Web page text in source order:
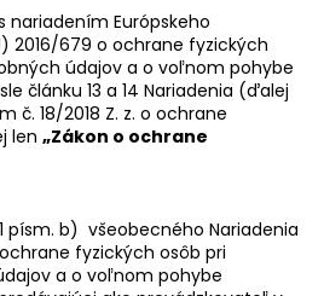
nariadením Európskeho
2016/679 o ochrane fyzických
údajov a o voľnom pohybe
článku 13 a 14 Nariadenia (ďalej
č. 18/2018 Z. z. o ochrane
len „Zákon o ochrane
písm. b) všeobecného Nariadenia
ochrane fyzických osôb pri
a o voľnom pohybe